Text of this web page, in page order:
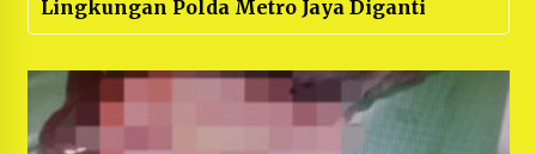
Lingkungan Polda Metro Jaya Diganti